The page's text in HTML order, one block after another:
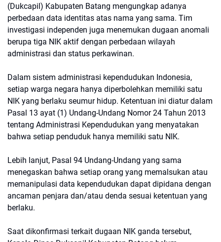
(Dukcapil) Kabupaten Batang mengungkap adanya
perbedaan data identitas atas nama yang sama. Tim
investigasi independen juga menemukan dugaan anomali
berupa tiga NIK aktif dengan perbedaan wilayah
administrasi dan status perkawinan.
Dalam sistem administrasi kependudukan Indonesia,
setiap warga negara hanya diperbolehkan memiliki satu
NIK yang berlaku seumur hidup. Ketentuan ini diatur dalam
Pasal 13 ayat (1) Undang-Undang Nomor 24 Tahun 2013
tentang Administrasi Kependudukan yang menyatakan
bahwa setiap penduduk hanya memiliki satu NIK.
Lebih lanjut, Pasal 94 Undang-Undang yang sama
menegaskan bahwa setiap orang yang memalsukan atau
memanipulasi data kependudukan dapat dipidana dengan
ancaman penjara dan/atau denda sesuai ketentuan yang
berlaku.
Saat dikonfirmasi terkait dugaan NIK ganda tersebut,